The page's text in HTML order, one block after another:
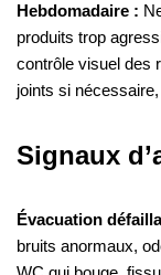
Hebdomadaire :
produits trop
contrôle visuel des
joints si
Signaux
Évacuation
bruits anormaux,